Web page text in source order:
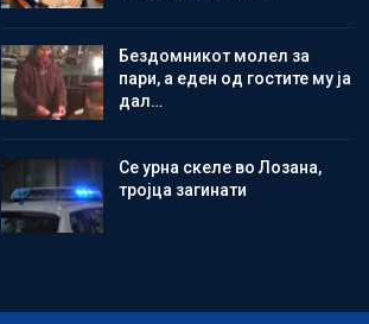
Бездомникот молел за
пари, а еден од гостите му ја
дал…
Се урна скеле во Лозана,
тројца загинати